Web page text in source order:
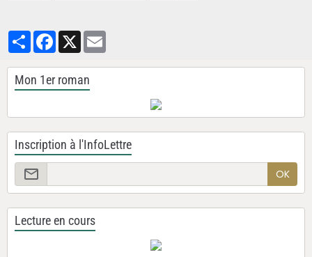
PartagerFacebook
X
Mon 1er roman
Inscription à l'InfoLettre
OK
Lecture en cours